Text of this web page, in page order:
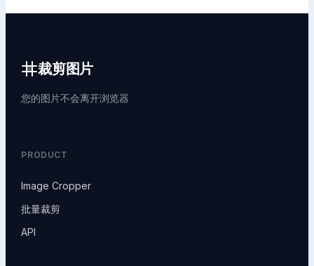
裁剪图片
您的图片不会离开浏览器
PRODUCT
Image Cropper
批量裁剪
API